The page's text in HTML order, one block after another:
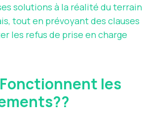
solutions à la réalité du terrain
tout en prévoyant des clauses
les refus de prise en charge
les